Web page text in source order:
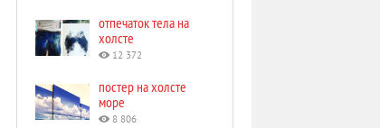
отпечаток тела на
холсте
12 372
постер на холсте
море
8 806